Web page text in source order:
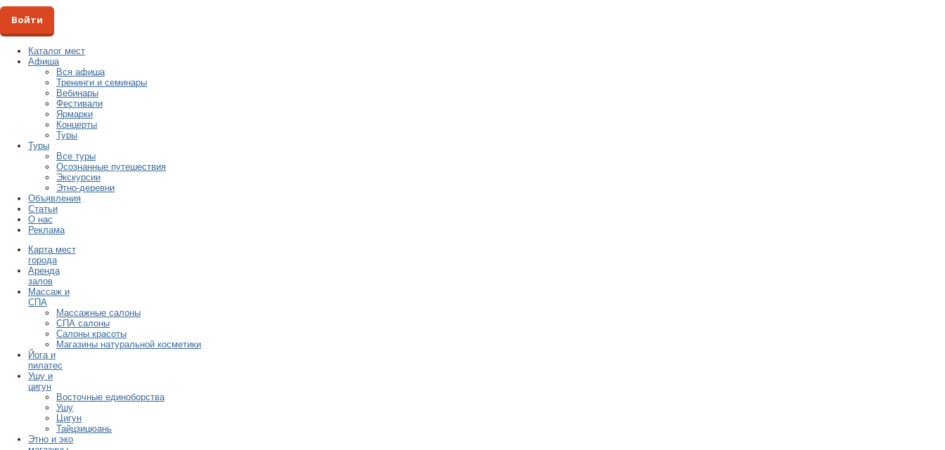
Войти
Каталог мест
Афиша
Вся афиша
Тренинги и семинары
Вебинары
Фестивали
Ярмарки
Концерты
Туры
Туры
Все туры
Осознанные путешествия
Экскурсии
Этно-деревни
Объявления
Статьи
О нас
Реклама
Карта мест
города
Аренда
залов
Массаж и
СПА
Массажные салоны
СПА салоны
Салоны красоты
Магазины натуральной косметики
Йога и
пилатес
Ушу и
цигун
Восточные единоборства
Ушу
Цигун
Тайцзицюань
Этно и эко